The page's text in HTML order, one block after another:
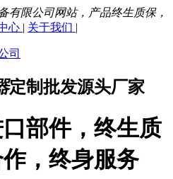
有限公司网站，产品终生质保，
心 | 关于我们 |
定制批发源头厂家
部件，终生质
，终身服务